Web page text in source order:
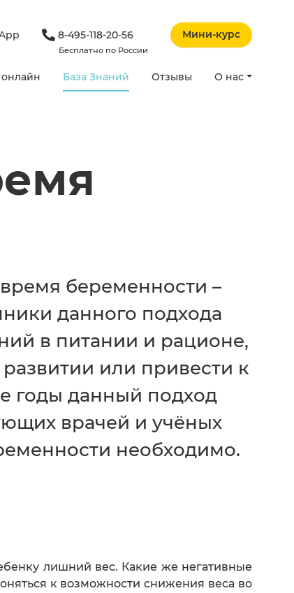
8-495-118-20-56
Бесплатно по России
Мини-курс
онлайн База Знаний Отзывы О нас
беременности –
данного подхода
в питании и рационе,
или привести к
годы данный подход
врачей и учёных
необходимо.
лишний вес. Какие же негативные
к возможности снижения веса во